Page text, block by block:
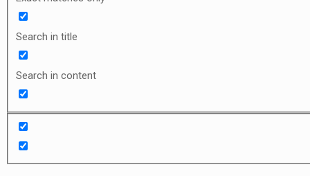
Search in title
Search in content